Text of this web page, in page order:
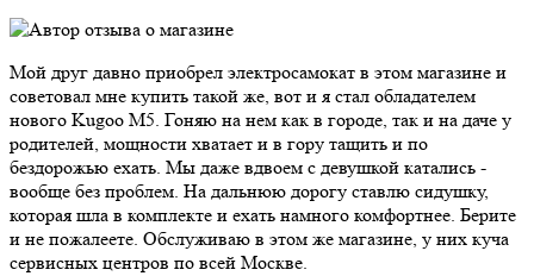
Мой друг давно приобрел электросамокат в этом магазине и
советовал мне купить такой же, вот и я стал обладателем
нового Kugoo M5. Гоняю на нем как в городе, так и на даче у
родителей, мощности хватает и в гору тащить и по
бездорожью ехать. Мы даже вдвоем с девушкой катались -
вообще без проблем. На дальнюю дорогу ставлю сидушку,
которая шла в комплекте и ехать намного комфортнее. Берите
и не пожалеете. Обслуживаю в этом же магазине, у них куча
сервисных центров по всей Москве.